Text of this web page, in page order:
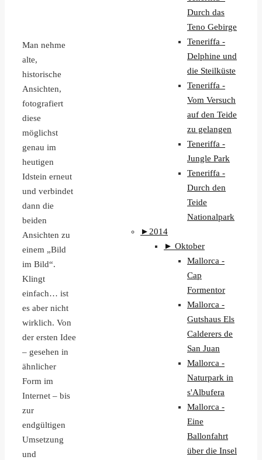
Man nehme
alte,
historische
Ansichten,
fotografiert
diese
möglichst
genau im
heutigen
Idstein erneut
und verbindet
dann die
beiden
Ansichten zu
einem „Bild
im Bild“.
Klingt
einfach… ist
es aber nicht
wirklich. Von
der ersten Idee
– gesehen in
ähnlicher
Form im
Internet – bis
zur
endgültigen
Umsetzung
und
Durch das
Teno Gebirge
Teneriffa -
Delphine und
die Steilküste
Teneriffa -
Vom Versuch
auf den Teide
zu gelangen
Teneriffa -
Jungle Park
Teneriffa -
Durch den
Teide
Nationalpark
► 2014
► Oktober
Mallorca -
Cap
Formentor
Mallorca -
Gutshaus Els
Calderers de
San Juan
Mallorca -
Naturpark in
s'Albufera
Mallorca -
Eine
Ballonfahrt
über die Insel